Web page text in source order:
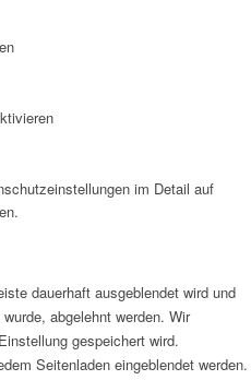
im Detail auf
dauerhaft ausgeblendet wird und
abgelehnt werden. Wir
gespeichert wird.
Seitenladen eingeblendet werden.